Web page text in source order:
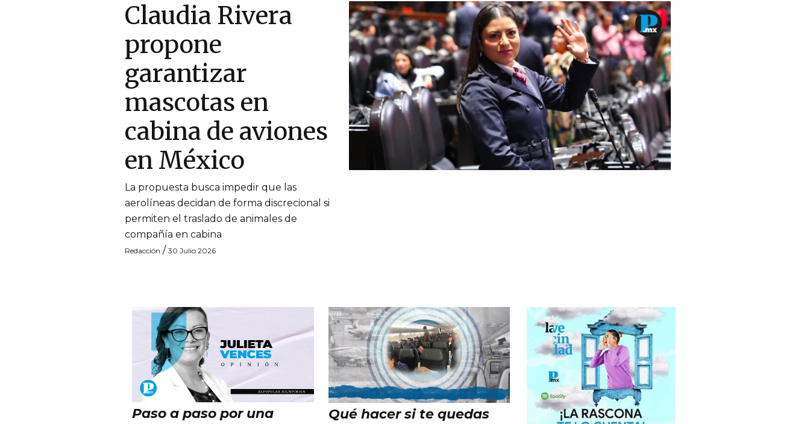
Claudia Rivera
propone
garantizar
mascotas en
cabina de aviones
en México
La propuesta busca impedir que las
aerolíneas decidan de forma discrecional si
permiten el traslado de animales de
compañía en cabina
Redacción / 30 Julio 2026
Paso a paso por una
Qué hacer si te quedas